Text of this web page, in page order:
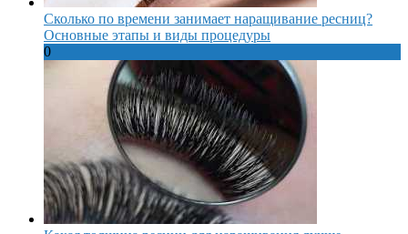
Сколько по времени занимает наращивание ресниц?
Основные этапы и виды процедуры
0